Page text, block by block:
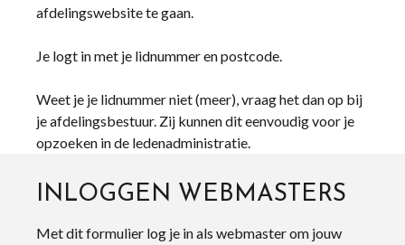
afdelingswebsite te gaan.
Je logt in met je lidnummer en postcode.
Weet je je lidnummer niet (meer), vraag het dan op bij
je afdelingsbestuur. Zij kunnen dit eenvoudig voor je
opzoeken in de ledenadministratie.
INLOGGEN WEBMASTERS
Met dit formulier log je in als webmaster om jouw